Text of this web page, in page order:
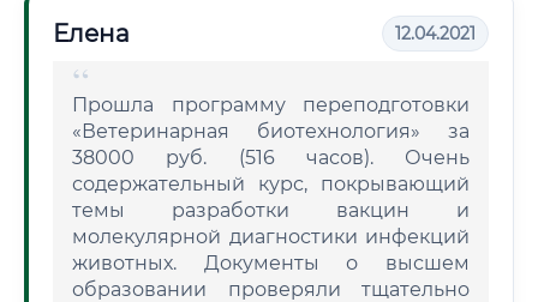
Елена 12.04.2021
Прошла программу переподготовки
«Ветеринарная биотехнология» за
38000 руб. (516 часов). Очень
содержательный курс, покрывающий
темы разработки вакцин и
молекулярной диагностики инфекций
животных. Документы о высшем
образовании проверяли тщательно